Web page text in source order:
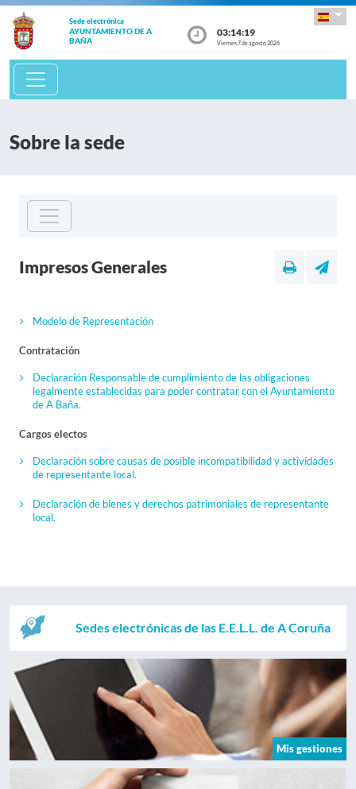
Sede electrónica
AYUNTAMIENTO DE A
BAÑA
03:14:19
Viernes 7 de agosto 2026
Sobre la sede
Impresos Generales
Modelo de Representación
Contratación
Declaración Responsable de cumplimiento de las obligaciones
legalmente establecidas para poder contratar con el Ayuntamiento
de A Baña.
Cargos electos
Declaración sobre causas de posible incompatibilidad y actividades
de representante local.
Declaración de bienes y derechos patrimoniales de representante
local.
Sedes electrónicas de las E.E.L.L. de A Coruña
Mis gestiones